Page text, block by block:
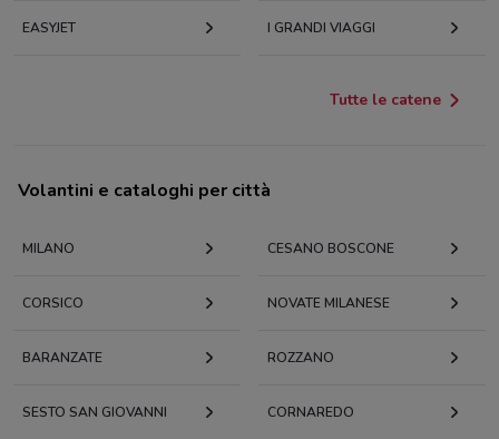
EASYJET I GRANDI VIAGGI
Tutte le catene
Volantini e cataloghi per città
MILANO CESANO BOSCONE
CORSICO NOVATE MILANESE
BARANZATE ROZZANO
SESTO SAN GIOVANNI CORNAREDO